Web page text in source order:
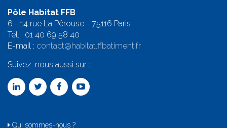
Pôle Habitat FFB
6 - 14 rue La Pérouse - 75116 Paris
Tél. : 01 40 69 58 40
E-mail : contact@habitat.ffbatiment.fr
Suivez-nous aussi sur :
Qui sommes-nous ?